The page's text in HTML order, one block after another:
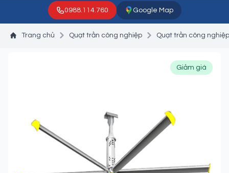
0988.114.760 Google Map
Trang chủ Quạt trần công nghiệp Quạt trần công
Giảm giá